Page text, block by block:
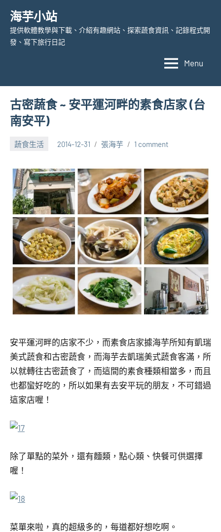
content
海芋小站
提供軟體教學與下載、介紹有趣網站、探索蔬食資訊、記錄程式開
發、寫下旅行日記
Menu
古密蔬食 ~ 安平運河畔的素食店家 (台
南安平)
蔬食生活 2014-12-31 張海芋 1 comment
安平運河畔的店家不少，而素食店家據海芋所知有凱瑞
美式蔬食和古密蔬食，而海芋去凱瑞美式蔬食客滿，所
以就轉往古密蔬食了，而這間的素食種類相當多，而且
也都蠻好吃的，所以如果有去安平玩的朋友，不可錯過
這家店喔！
除了單點的菜外，還有麵類，點心類、快餐可供選擇
喔！
菜單來啦，真的超級多的，每道都好想吃啊。